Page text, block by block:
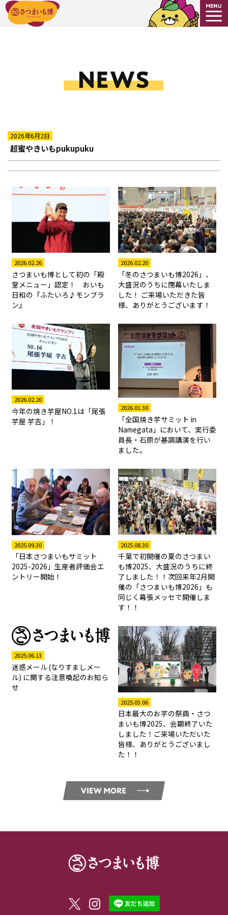
2026年6月2日
超蜜やきいもpukupuku
2026.02.26
さつまいも博として初の「殿
堂メニュー」認定！ おいも
日和の『ふたいろ♪モンブラ
ン』
2026.02.20
「冬のさつまいも博2026」、
大盛況のうちに閉幕いたしま
した！ ご来場いただきた皆
様、ありがとうございます！
2026.02.20
今年の焼き芋屋NO.1は「尾張
芋屋 芋吉」！
2026.01.30
「全国焼き芋サミット in
Namegata」において、実行委
員長・石原が基調講演を行い
ました。
2025.09.30
「日本さつまいもサミット
2025-2026」生産者評価会エ
ントリー開始！
2025.08.30
千葉で初開催の夏のさつまい
も博2025、大盛況のうちに終
了しました！！次回来年2月開
催の「さつまいも博2026」も
同じく幕張メッセで開催しま
す！！
2025.06.13
迷惑メール (なりすましメー
ル) に関する注意喚起のお知ら
せ
2025.03.06
日本最大のお芋の祭典・さつ
まいも博2025、会期終了いた
しました！ご来場いただいた
皆様、ありがとうございまし
た！！